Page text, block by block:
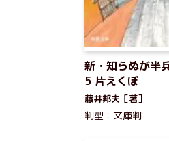
新・知らぬが半
5 片えくぼ
藤井邦夫［著］
判型：文庫判